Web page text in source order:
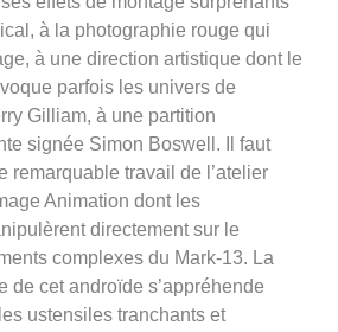
à la photographie rouge qui
à une direction artistique dont le
parfois les univers de
Gilliam, à une partition
signée Simon Boswell. Il faut
remarquable travail de l’atelier
Animation dont les
directement sur le
complexes du Mark-13. La
de cet androïde s’appréhende
ustensiles tranchants et